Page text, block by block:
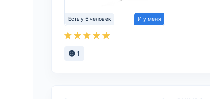
Есть у 5 человек И у меня
1